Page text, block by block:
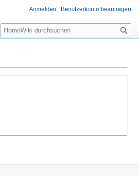
Anmelden Benutzerkonto beantragen
Suche